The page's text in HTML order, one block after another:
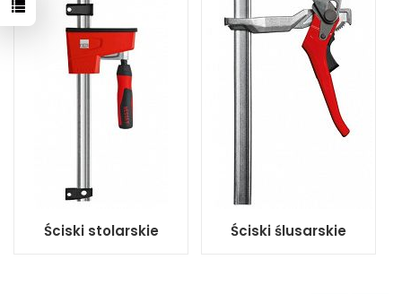
Ściski stolarskie Ściski ślusarskie